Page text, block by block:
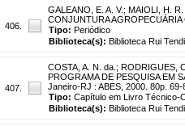
406.
GALEANO, E. A. V.; MAIOLI, H.
CONJUNTURA
Tipo: Periódico
Biblioteca(s): Biblioteca Rui
407.
COSTA, A. N. da. ; RODRIGUES,
PROGRAMA DE PESQUISA EM
Janeiro-RJ : ABES, 2000. 80p. 69-
Tipo: Capítulo em Livro Técnico-
Biblioteca(s): Biblioteca Rui